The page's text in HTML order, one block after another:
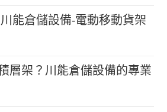
能倉儲設備-電動移動貨架
層架？川能倉儲設備的專業